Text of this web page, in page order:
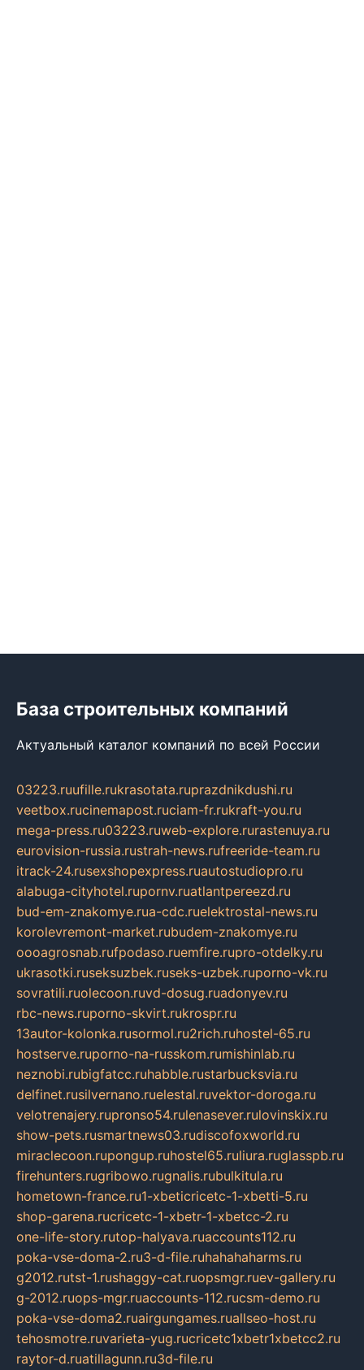
База строительных компаний
Актуальный каталог компаний по всей России
03223.ruufille.rukrasotata.ruprazdnikdushi.ru
veetbox.rucinemapost.ruciam-fr.rukraft-you.ru
mega-press.ru03223.ruweb-explore.rurastenuya.ru
eurovision-russia.rustrah-news.rufreeride-team.ru
itrack-24.rusexshopexpress.ruautostudiopro.ru
alabuga-cityhotel.rupornv.ruatlantpereezd.ru
bud-em-znakomye.rua-cdc.ruelektrostal-news.ru
korolevremont-market.rubudem-znakomye.ru
oooagrosnab.rufpodaso.ruemfire.rupro-otdelky.ru
ukrasotki.ruseksuzbek.ruseks-uzbek.ruporno-vk.ru
sovratili.ruolecoon.ruvd-dosug.ruadonyev.ru
rbc-news.ruporno-skvirt.rukrospr.ru
13autor-kolonka.rusormol.ru2rich.ruhostel-65.ru
hostserve.ruporno-na-russkom.rumishinlab.ru
neznobi.rubigfatcc.ruhabble.rustarbucksvia.ru
delfinet.rusilvernano.ruelestal.ruvektor-doroga.ru
velotrenajery.rupronso54.rulenasever.rulovinskix.ru
show-pets.rusmartnews03.rudiscofoxworld.ru
miraclecoon.rupongup.ruhostel65.ruliura.ruglasspb.ru
firehunters.rugribowo.rugnalis.rubulkitula.ru
hometown-france.ru1-xbeticricetc-1-xbetti-5.ru
shop-garena.rucricetc-1-xbetr-1-xbetcc-2.ru
one-life-story.rutop-halyava.ruaccounts112.ru
poka-vse-doma-2.ru3-d-file.ruhahahaharms.ru
g2012.rutst-1.rushaggy-cat.ruopsmgr.ruev-gallery.ru
g-2012.ruops-mgr.ruaccounts-112.rucsm-demo.ru
poka-vse-doma2.ruairgungames.ruallseo-host.ru
tehosmotre.ruvarieta-yug.rucricetc1xbetr1xbetcc2.ru
raytor-d.ruatillagunn.ru3d-file.ru